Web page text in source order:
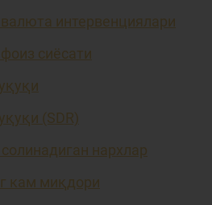
интервенциялари
сиёсати
(SDR)
нархлар
кам миқдори